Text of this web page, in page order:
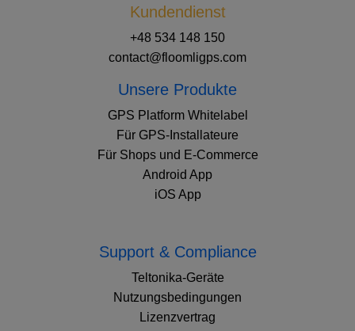
Kundendienst
+48 534 148 150
contact@floomligps.com
Unsere Produkte
GPS Platform Whitelabel
Für GPS-Installateure
Für Shops und E-Commerce
Android App
iOS App
Support & Compliance
Teltonika-Geräte
Nutzungsbedingungen
Lizenzvertrag